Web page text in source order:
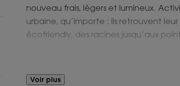
nouveau frais, légers et lumineux.
urbaine, qu’importe : ils retrouvent
écofriendly, des racines jusqu’aux
Voir plus